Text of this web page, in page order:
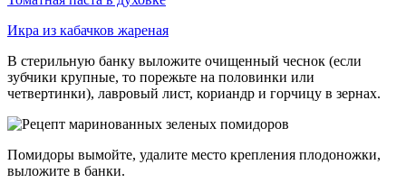
Икра из кабачков жареная
В стерильную банку выложите очищенный чеснок (если
зубчики крупные, то порежьте на половинки или
четвертинки), лавровый лист, кориандр и горчицу в зернах.
Помидоры вымойте, удалите место крепления плодоножки,
выложите в банки.